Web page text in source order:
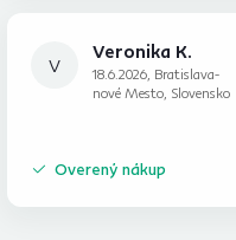
V
Veronika K.
18.6.2026, Bratislava-
nové Mesto, Slovensko
Overený nákup